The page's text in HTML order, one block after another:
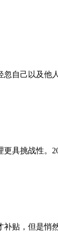
自己以及
具挑战性。
贴，但是